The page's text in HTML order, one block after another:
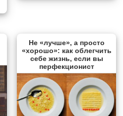
Не «лучше», а просто
«хорошо»: как облегчить
себе жизнь, если вы
перфекционист